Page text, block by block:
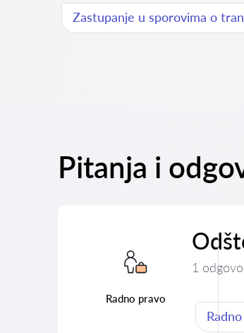
Zastupanje u sporovima o
Pitanja i
Radno pravo
1